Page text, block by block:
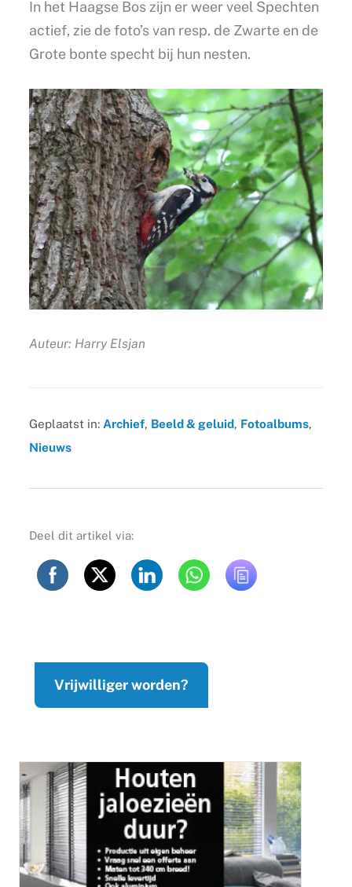
In het Haagse Bos zijn er weer veel Spechten
actief, zie de foto’s van resp. de Zwarte en de
Grote bonte specht bij hun nesten.
Auteur: Harry Elsjan
Geplaatst in: Archief, Beeld & geluid, Fotoalbums,
Nieuws
Deel dit artikel via:
Vrijwilliger worden?